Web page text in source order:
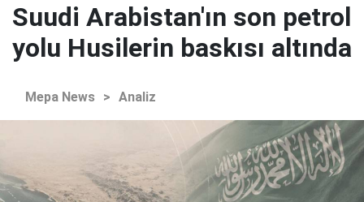
Suudi Arabistan'ın son petrol
yolu Husilerin baskısı altında
Mepa News > Analiz